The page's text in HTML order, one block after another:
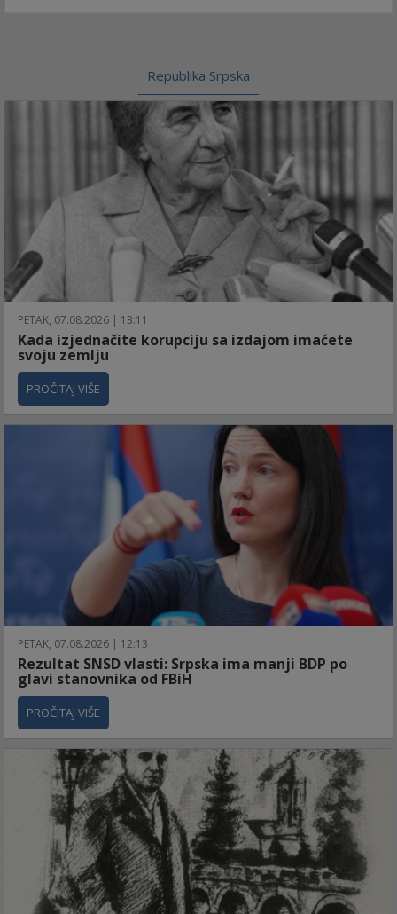
Republika Srpska
PETAK, 07.08.2026 | 13:11
Kada izjednačite korupciju sa izdajom imaćete
svoju zemlju
PROČITAJ VIŠE
PETAK, 07.08.2026 | 12:13
Rezultat SNSD vlasti: Srpska ima manji BDP po
glavi stanovnika od FBiH
PROČITAJ VIŠE